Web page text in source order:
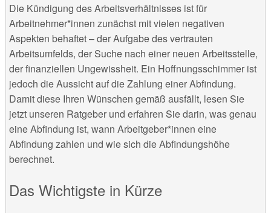
Die Kündigung des Arbeitsverhältnisses ist für
Arbeitnehmer*innen zunächst mit vielen negativen
Aspekten behaftet – der Aufgabe des vertrauten
Arbeitsumfelds, der Suche nach einer neuen Arbeitsstelle,
der finanziellen Ungewissheit. Ein Hoffnungsschimmer ist
jedoch die Aussicht auf die Zahlung einer Abfindung.
Damit diese Ihren Wünschen gemäß ausfällt, lesen Sie
jetzt unseren Ratgeber und erfahren Sie darin, was genau
eine Abfindung ist, wann Arbeitgeber*innen eine
Abfindung zahlen und wie sich die Abfindungshöhe
berechnet.
Das Wichtigste in Kürze